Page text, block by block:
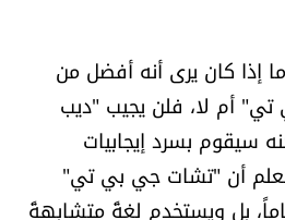
Digital solutions by
كان يرى أنه أفضل من
أم لا، فلن يجيب "ديب
سيقوم بسرد إيجابيات
أن "تشات جي بي تي"
بل ويستخدم لغةً متشابهةً